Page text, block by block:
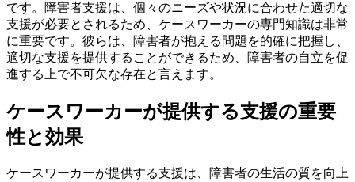
です。障害者支援は、個々のニーズや状況に合わせた適切な
支援が必要とされるため、ケースワーカーの専門知識は非常
に重要です。彼らは、障害者が抱える問題を的確に把握し、
適切な支援を提供することができるため、障害者の自立を促
進する上で不可欠な存在と言えます。
ケースワーカーが提供する支援の重要
性と効果
ケースワーカーが提供する支援は、障害者の生活の質を向上